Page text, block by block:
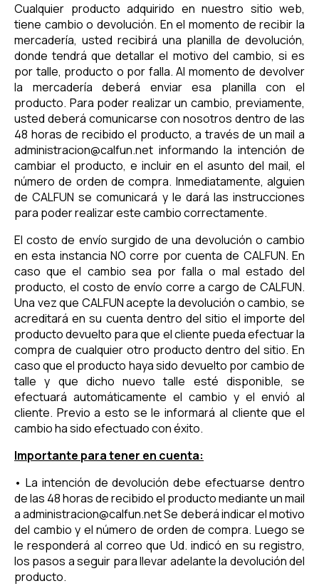
Cualquier producto adquirido en nuestro sitio web,
tiene cambio o devolución. En el momento de recibir la
mercadería, usted recibirá una planilla de devolución,
donde tendrá que detallar el motivo del cambio, si es
por talle, producto o por falla. Al momento de devolver
la mercadería deberá enviar esa planilla con el
producto. Para poder realizar un cambio, previamente,
usted deberá comunicarse con nosotros dentro de las
48 horas de recibido el producto, a través de un mail a
administracion@calfun.net informando la intención de
cambiar el producto, e incluir en el asunto del mail, el
número de orden de compra. Inmediatamente, alguien
de CALFUN se comunicará y le dará las instrucciones
para poder realizar este cambio correctamente.
El costo de envío surgido de una devolución o cambio
en esta instancia NO corre por cuenta de CALFUN. En
caso que el cambio sea por falla o mal estado del
producto, el costo de envío corre a cargo de CALFUN.
Una vez que CALFUN acepte la devolución o cambio, se
acreditará en su cuenta dentro del sitio el importe del
producto devuelto para que el cliente pueda efectuar la
compra de cualquier otro producto dentro del sitio. En
caso que el producto haya sido devuelto por cambio de
talle y que dicho nuevo talle esté disponible, se
efectuará automáticamente el cambio y el envió al
cliente. Previo a esto se le informará al cliente que el
cambio ha sido efectuado con éxito.
Importante para tener en cuenta:
• La intención de devolución debe efectuarse dentro
de las 48 horas de recibido el producto mediante un mail
aadministracion@calfun.netSe deberá indicar el motivo
del cambio y el número de orden de compra. Luego se
le responderá al correo que Ud. indicó en su registro,
los pasos a seguir para llevar adelante la devolución del
producto.